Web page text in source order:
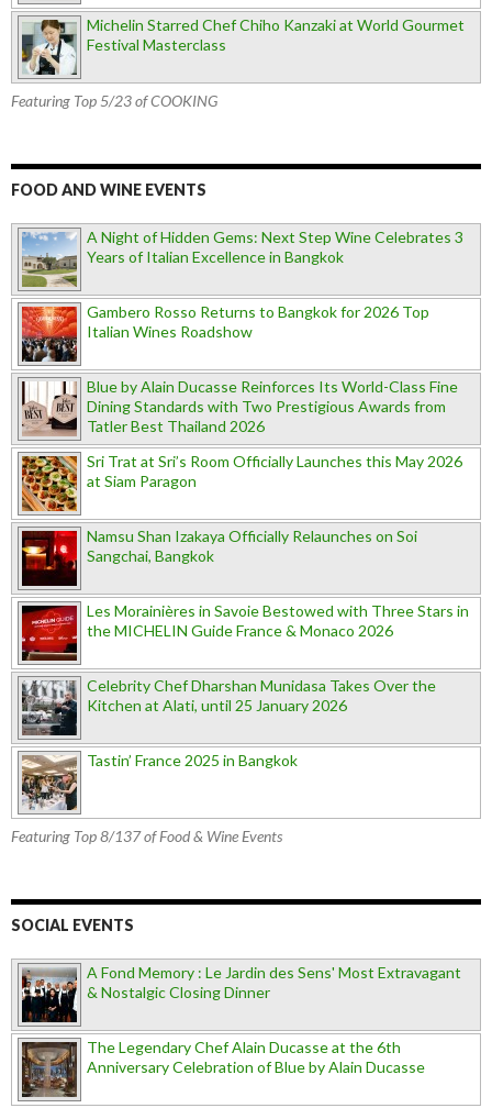
Michelin Starred Chef Chiho Kanzaki at World Gourmet
Festival Masterclass
Featuring Top 5/23 of COOKING
FOOD AND WINE EVENTS
A Night of Hidden Gems: Next Step Wine Celebrates 3
Years of Italian Excellence in Bangkok
Gambero Rosso Returns to Bangkok for 2026 Top
Italian Wines Roadshow
Blue by Alain Ducasse Reinforces Its World-Class Fine
Dining Standards with Two Prestigious Awards from
Tatler Best Thailand 2026
Sri Trat at Sri’s Room Officially Launches this May 2026
at Siam Paragon
Namsu Shan Izakaya Officially Relaunches on Soi
Sangchai, Bangkok
Les Morainières in Savoie Bestowed with Three Stars in
the MICHELIN Guide France & Monaco 2026
Celebrity Chef Dharshan Munidasa Takes Over the
Kitchen at Alati, until 25 January 2026
Tastin’ France 2025 in Bangkok
Featuring Top 8/137 of Food & Wine Events
SOCIAL EVENTS
A Fond Memory : Le Jardin des Sens' Most Extravagant
& Nostalgic Closing Dinner
The Legendary Chef Alain Ducasse at the 6th
Anniversary Celebration of Blue by Alain Ducasse